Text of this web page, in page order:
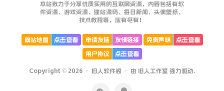
本站致力于分享优质实用的互联网资源，内容包括有软
件资源、游戏资源、建站源码、每日新闻、头像壁纸、
技术教程等，应有尽有！
网站地图 点击查看 申请友链 友情链接 免责声明
点击查看
用户协议
点击查看
Copyright © 2026 · 旧人软件阁 · 由 旧人工作室 强力驱动.